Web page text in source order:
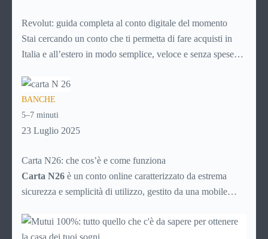
Revolut: guida completa al conto digitale del momento
Stai cercando un conto che ti permetta di fare acquisti in
Italia e all’estero in modo semplice, veloce e senza spese
smartphone, senza code in banca o documenti cartacei?
Allora è il momento di scoprire Revolut, una delle soluzioni
fintech più utilizzate al mondo.
BANCHE
5–7 minuti
23 Luglio 2025
Carta N26: che cos’è e come funziona
Carta N26 è un conto online caratterizzato da estrema
sicurezza e semplicità di utilizzo, gestito da una mobile
sistema finanziario tedesco e, nonostante non abbia sedi